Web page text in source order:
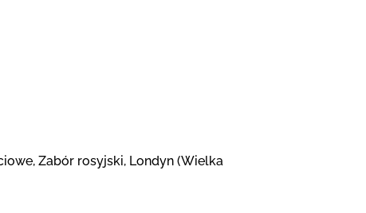
Zabór rosyjski, Londyn (Wielka